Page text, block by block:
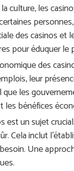
culture, les
des casinos
pour éduquer le
des
leur
les
bénéfices
est un sujet
Cela inclut
Une